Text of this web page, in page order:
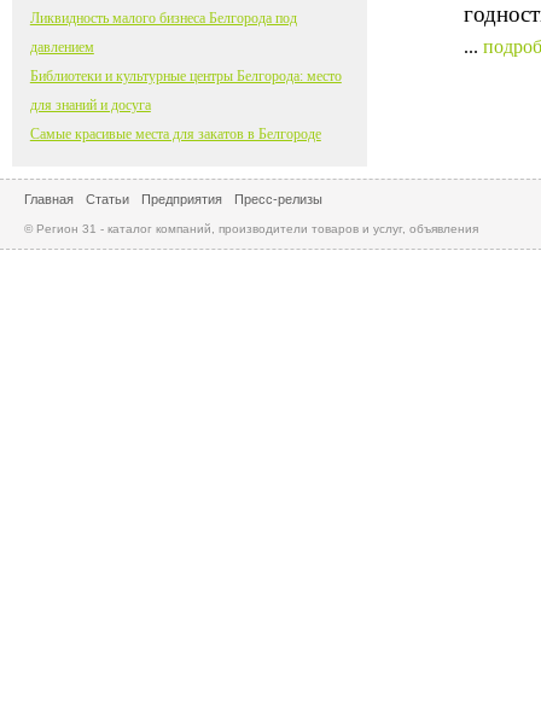
...
Ликвидность малого бизнеса Белгорода под
давлением
Библиотеки и культурные центры Белгорода: место
для знаний и досуга
Самые красивые места для закатов в Белгороде
Главная Статьи Предприятия Пресс-релизы
© Регион 31 - каталог компаний, производители товаров и услуг, объявления